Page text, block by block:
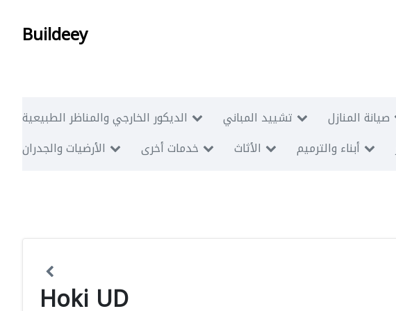
Buildeey
الديكور الخارجي والمناظر الطبيعية تشييد المباني صيانة المنازل
الأرضيات والجدران
خدمات أخرى الأثاث أبناء والترميم
Hoki UD